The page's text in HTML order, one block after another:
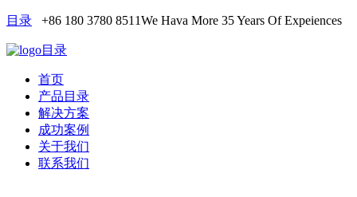
目录 +86 180 3780 8511We Hava More 35 Years Of Expeiences
目录
首页
产品目录
解决方案
成功案例
关于我们
联系我们